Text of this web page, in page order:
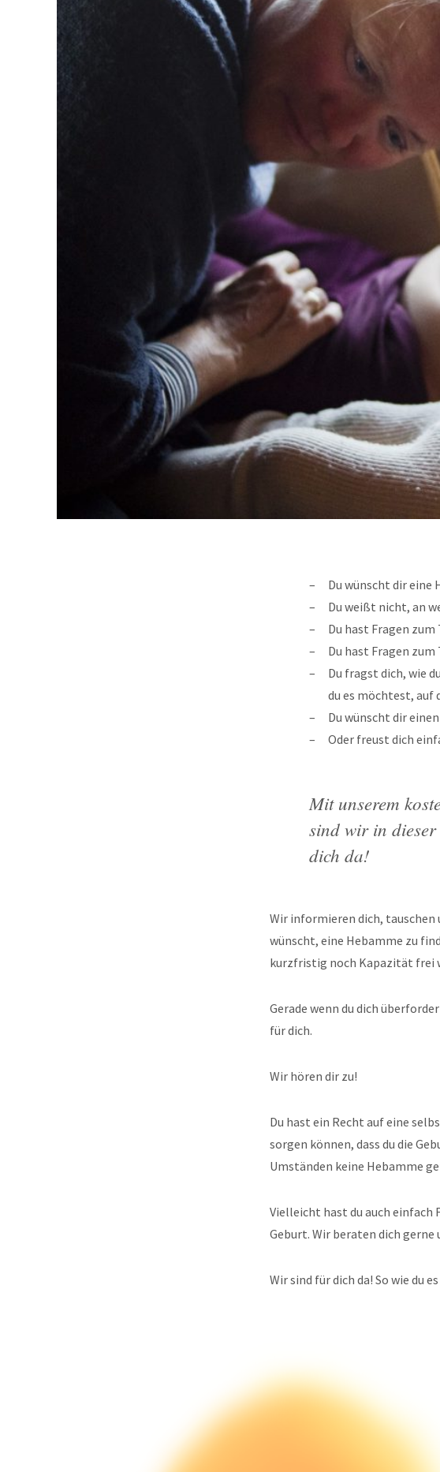
Du wünscht dir eine
Du weißt nicht, an
Du hast Fragen zum
Du hast Fragen
Du fragst dich, wie
du es möchtest, auf
Du wünscht dir
Oder freust dich
Mit unserem
sind wir in dieser
dich da!
Wir informieren dich, tauschen
wünscht, eine Hebamme zu
kurzfristig noch Kapazität frei
Gerade wenn du dich
für dich.
Wir hören dir zu!
Du hast ein Recht auf eine
sorgen können, dass du die
Umständen keine Hebamme
Vielleicht hast du auch einfach
Geburt. Wir beraten dich gerne
Wir sind für dich da! So wie du